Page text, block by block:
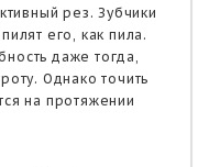
рез. Зубчики
его, как пила.
даже тогда,
Однако точить
на протяжении